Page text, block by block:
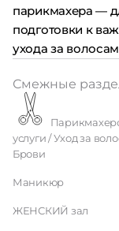
парикмахера —
подготовки к
ухода за
Смежные
услуги / Уход за
Брови
Маникюр
ЖЕНСКИЙ зал